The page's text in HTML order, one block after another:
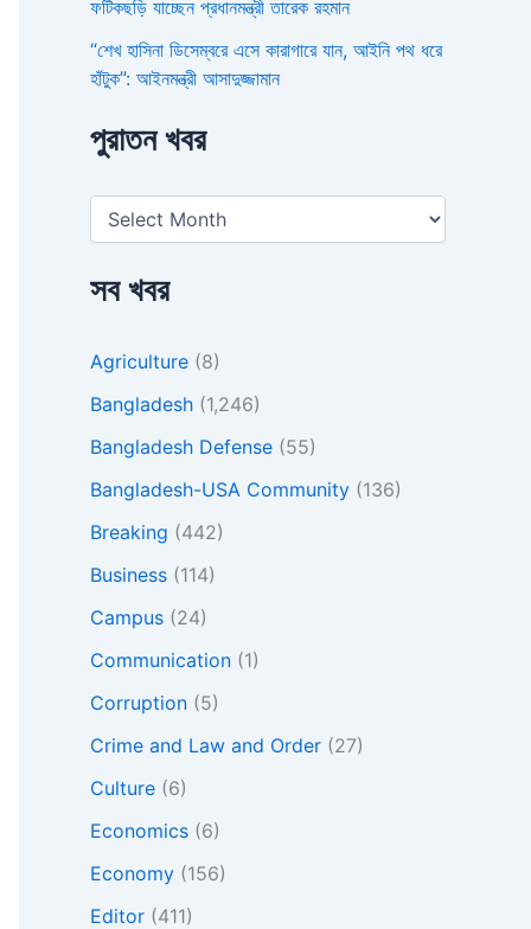
ফটিকছড়ি যাচ্ছেন প্রধানমন্ত্রী তারেক রহমান
“শেখ হাসিনা ডিসেম্বরে এসে কারাগারে যান, আইনি পথ ধরে
হাঁটুক”: আইনমন্ত্রী আসাদুজ্জামান
পুরাতন খবর
সব খবর
Agriculture (8)
Bangladesh (1,246)
Bangladesh Defense (55)
Bangladesh-USA Community (136)
Breaking (442)
Business (114)
Campus (24)
Communication (1)
Corruption (5)
Crime and Law and Order (27)
Culture (6)
Economics (6)
Economy (156)
Editor (411)